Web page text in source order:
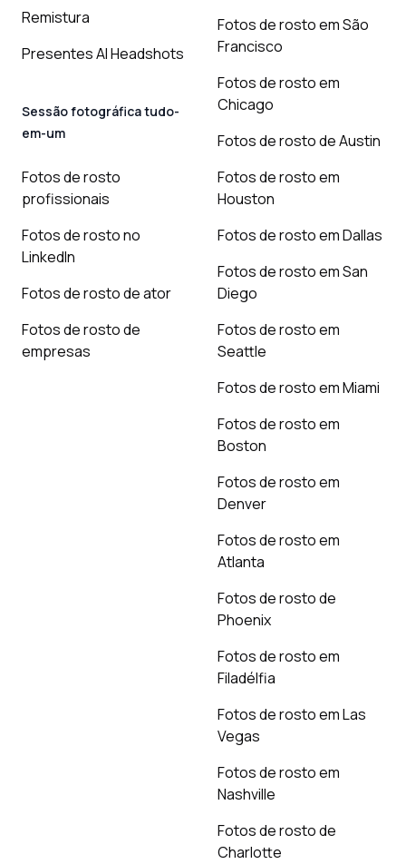
Remistura
Presentes AI Headshots
Sessão fotográfica tudo-
em-um
Fotos de rosto
profissionais
Fotos de rosto no
LinkedIn
Fotos de rosto de ator
Fotos de rosto de
empresas
Fotos de rosto em São
Francisco
Fotos de rosto em
Chicago
Fotos de rosto de Austin
Fotos de rosto em
Houston
Fotos de rosto em Dallas
Fotos de rosto em San
Diego
Fotos de rosto em
Seattle
Fotos de rosto em Miami
Fotos de rosto em
Boston
Fotos de rosto em
Denver
Fotos de rosto em
Atlanta
Fotos de rosto de
Phoenix
Fotos de rosto em
Filadélfia
Fotos de rosto em Las
Vegas
Fotos de rosto em
Nashville
Fotos de rosto de
Charlotte